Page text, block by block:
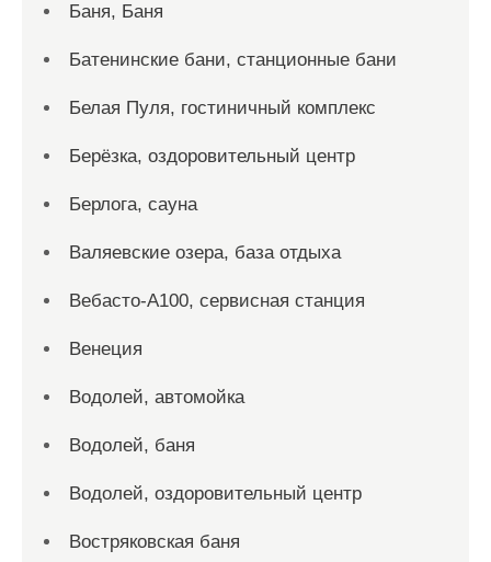
Баня, Баня
Батенинские бани, станционные бани
Белая Пуля, гостиничный комплекс
Берёзка, оздоровительный центр
Берлога, сауна
Валяевские озера, база отдыха
Вебасто-А100, сервисная станция
Венеция
Водолей, автомойка
Водолей, баня
Водолей, оздоровительный центр
Востряковская баня